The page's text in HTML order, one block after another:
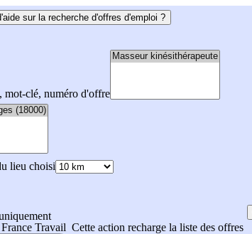
sur la recherche d'offres d'emploi ?
mot-clé, numéro d'offre
lieu choisi
Travail Cette action recharge la liste des offres